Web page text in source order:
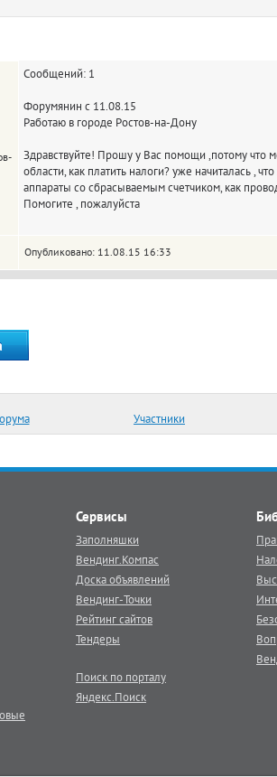
Сообщений: 1
Форумянин с 11.08.15
Работаю в городе Ростов-на-Дону
Здравствуйте! Прошу у Вас помощи ,потому что
области, как платить налоги? уже начиталась ,
аппараты со сбрасываемым счетчиком, как
Помогите , пожалуйста
Опубликовано: 11.08.15 16:33
Участники
Сервисы
Заполняшки
Вендинг.Компас
Доска объявлений
Вендинг-Точки
Рейтинг сайтов
Тендеры
Поиск по порталу
Яндекс.Поиск